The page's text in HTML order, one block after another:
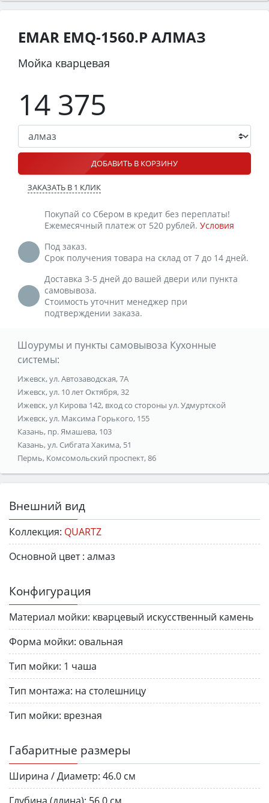
EMAR EMQ-1560.P АЛМАЗ
Мойка кварцевая
14 375
ДОБАВИТЬ В КОРЗИНУ
ЗАКАЗАТЬ В 1 КЛИК
Покупай со Сбером в кредит без переплаты!
Ежемесячный платеж от 520 рублей. Условия
Под заказ.
Срок получения товара на склад от 7 до 14 дней.
Доставка 3-5 дней до вашей двери или пункта
самовывоза.
Стоимость уточнит менеджер при
подтверждении заказа.
Шоурумы и пункты самовывоза Кухонные
системы:
Ижевск, ул. Автозаводская, 7А
Ижевск, ул. 10 лет Октября, 32
Ижевск, ул Кирова 142, вход со стороны ул. Удмуртской
Ижевск, ул. Максима Горького, 155
Казань, пр. Ямашева, 103
Казань, ул. Сибгата Хакима, 51
Пермь, Комсомольский проспект, 86
Внешний вид
Коллекция: QUARTZ
Основной цвет : алмаз
Конфигурация
Материал мойки: кварцевый искусственный камень
Форма мойки: овальная
Тип мойки: 1 чаша
Тип монтажа: на столешницу
Тип мойки: врезная
Габаритные размеры
Ширина / Диаметр: 46.0 см